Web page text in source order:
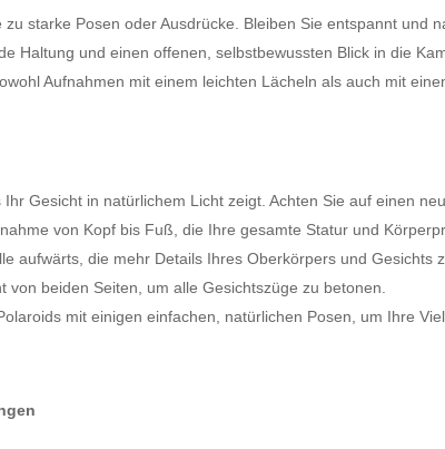
zu starke Posen oder Ausdrücke. Bleiben Sie entspannt und
Haltung und einen offenen, selbstbewussten Blick in die
Aufnahmen mit einem leichten Lächeln als auch mit
Gesicht in natürlichem Licht zeigt. Achten Sie auf einen
von Kopf bis Fuß, die Ihre gesamte Statur und
aufwärts, die mehr Details Ihres Oberkörpers und Gesichts
von beiden Seiten, um alle Gesichtszüge zu betonen.
mit einigen einfachen, natürlichen Posen, um Ihre